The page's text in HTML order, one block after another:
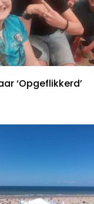
‘Opgeflikkerd’